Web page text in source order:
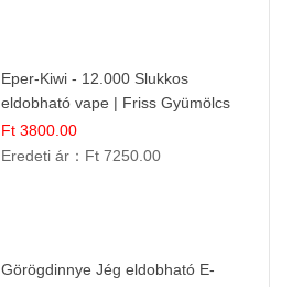
Eper-Kiwi - 12.000 Slukkos
eldobható vape | Friss Gyümölcs
Kombináció
Ft 3800.00
Eredeti ár： Ft 7250.00
Görögdinnye Jég eldobható E-